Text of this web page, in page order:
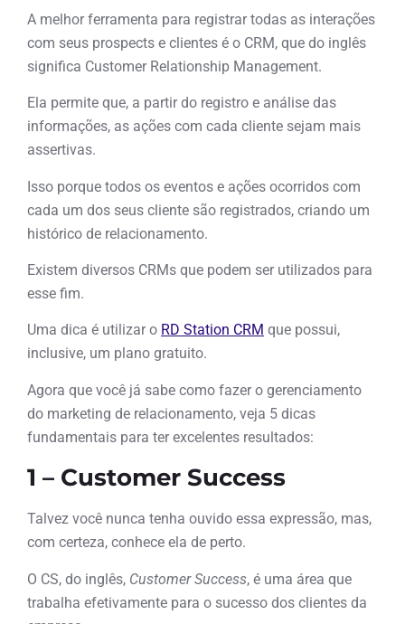
A melhor ferramenta para registrar todas as interações
com seus prospects e clientes é o CRM, que do inglês
significa Customer Relationship Management.
Ela permite que, a partir do registro e análise das
informações, as ações com cada cliente sejam mais
assertivas.
Isso porque todos os eventos e ações ocorridos com
cada um dos seus cliente são registrados, criando um
histórico de relacionamento.
Existem diversos CRMs que podem ser utilizados para
esse fim.
Uma dica é utilizar o RD Station CRM que possui,
inclusive, um plano gratuito.
Agora que você já sabe como fazer o gerenciamento
do marketing de relacionamento, veja 5 dicas
fundamentais para ter excelentes resultados:
1 – Customer Success
Talvez você nunca tenha ouvido essa expressão, mas,
com certeza, conhece ela de perto.
O CS, do inglês, Customer Success, é uma área que
trabalha efetivamente para o sucesso dos clientes da